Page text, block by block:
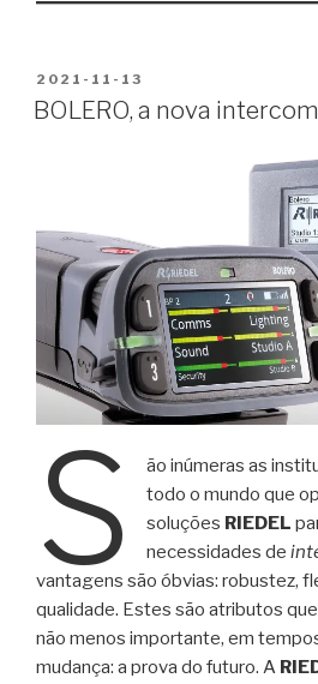
PUBLICADO
EM
2021-11-13
BOLERO, a nova
S
ão inúmeras as
todo o mundo que
soluções RIEDEL
necessidades de
vantagens são óbvias: robustez,
qualidade. Estes são atributos
não menos importante, em
mudança: a prova do futuro. A